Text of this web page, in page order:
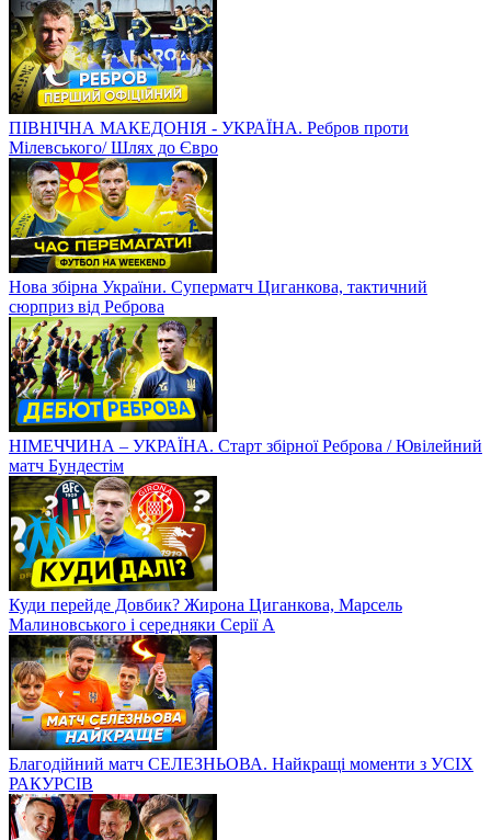
ПІВНІЧНА МАКЕДОНІЯ - УКРАЇНА. Ребров проти
Мілевського/ Шлях до Євро
Нова збірна України. Суперматч Циганкова, тактичний
сюрприз від Реброва
НІМЕЧЧИНА – УКРАЇНА. Старт збірної Реброва / Ювілейний
матч Бундестім
Куди перейде Довбик? Жирона Циганкова, Марсель
Малиновського і середняки Серії А
Благодійний матч СЕЛЕЗНЬОВА. Найкращі моменти з УСІХ
РАКУРСІВ